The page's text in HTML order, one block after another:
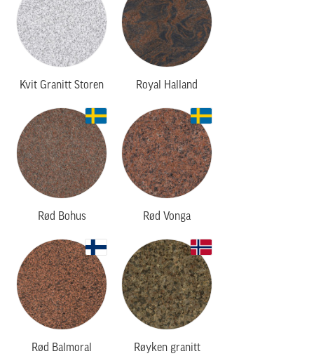
Kvit Granitt Storen Royal Halland
Rød Bohus Rød Vonga
Rød Balmoral Røyken granitt